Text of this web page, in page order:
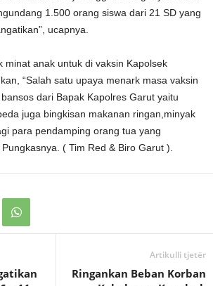
1.500 orang siswa dari 21 SD yang
ucapnya.
minat anak untuk di vaksin Kapolsek
“Salah satu upaya menark masa vaksin
dari Bapak Kapolres Garut yaitu
juga bingkisan makanan ringan,minyak
para pendamping orang tua yang
( Tim Red & Biro Garut ).
Artikulli tjetër
Ringankan Beban Korban